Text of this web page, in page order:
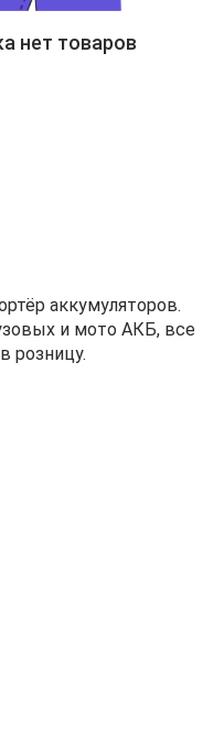
нет товаров
аккумуляторов.
и мото АКБ, все
розницу.